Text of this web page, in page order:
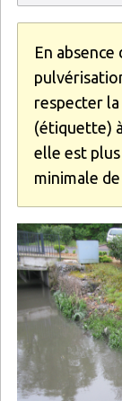
En
respecter
(étiquette)
elle est
minimale